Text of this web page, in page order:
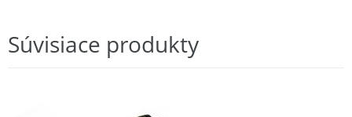
Súvisiace produkty